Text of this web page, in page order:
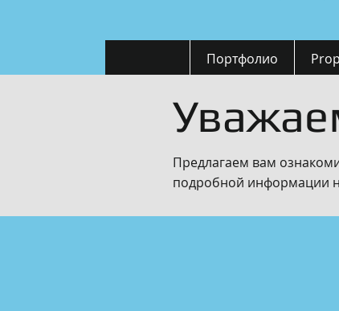
Портфолио
Предлагаем вам
подробной информации